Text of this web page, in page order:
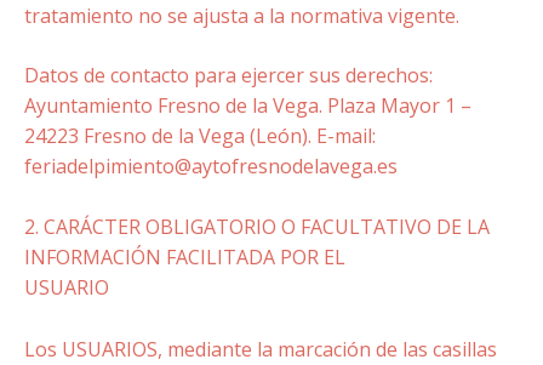
tratamiento no se ajusta a la normativa vigente.
Datos de contacto para ejercer sus derechos:
Ayuntamiento Fresno de la Vega. Plaza Mayor 1 –
24223 Fresno de la Vega (León). E-mail:
feriadelpimiento@aytofresnodelavega.es
2. CARÁCTER OBLIGATORIO O FACULTATIVO DE LA
INFORMACIÓN FACILITADA POR EL
USUARIO
Los USUARIOS, mediante la marcación de las casillas